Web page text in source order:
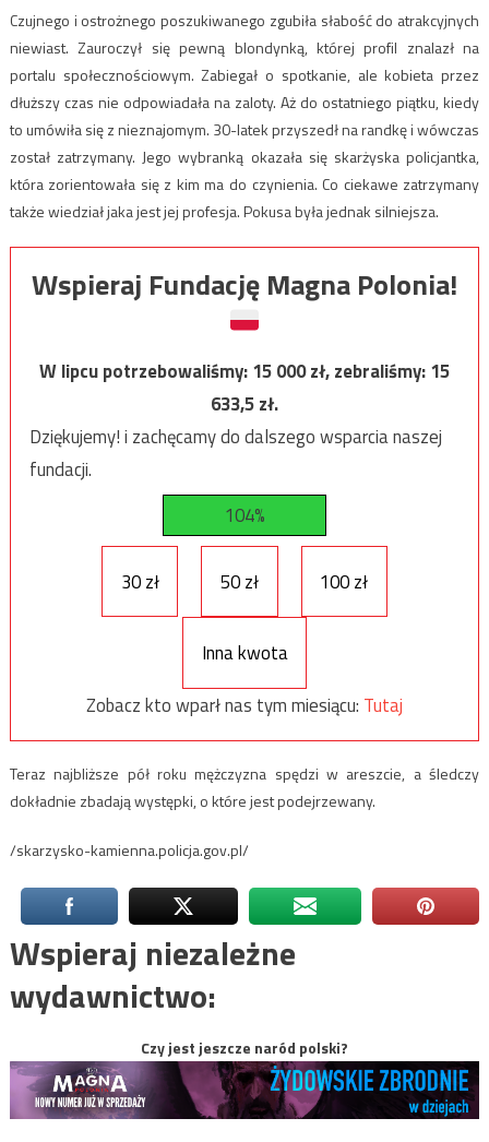
Czujnego i ostrożnego poszukiwanego zgubiła słabość do atrakcyjnych
niewiast. Zauroczył się pewną blondynką, której profil znalazł na
portalu społecznościowym. Zabiegał o spotkanie, ale kobieta przez
dłuższy czas nie odpowiadała na zaloty. Aż do ostatniego piątku, kiedy
to umówiła się z nieznajomym. 30-latek przyszedł na randkę i wówczas
został zatrzymany. Jego wybranką okazała się skarżyska policjantka,
która zorientowała się z kim ma do czynienia. Co ciekawe zatrzymany
także wiedział jaka jest jej profesja. Pokusa była jednak silniejsza.
Wspieraj Fundację Magna Polonia!
W lipcu potrzebowaliśmy:15 000zł, zebraliśmy:15
633,5zł.
Dziękujemy! i zachęcamy do dalszego wsparcia naszej
fundacji.
104%
30 zł 50 zł 100 zł
Inna kwota
Zobacz kto wparł nas tym miesiącu: Tutaj
Teraz najbliższe pół roku mężczyzna spędzi w areszcie, a śledczy
dokładnie zbadają występki, o które jest podejrzewany.
/skarzysko-kamienna.policja.gov.pl/
Wspieraj niezależne
wydawnictwo:
Czy jest jeszcze naród polski?